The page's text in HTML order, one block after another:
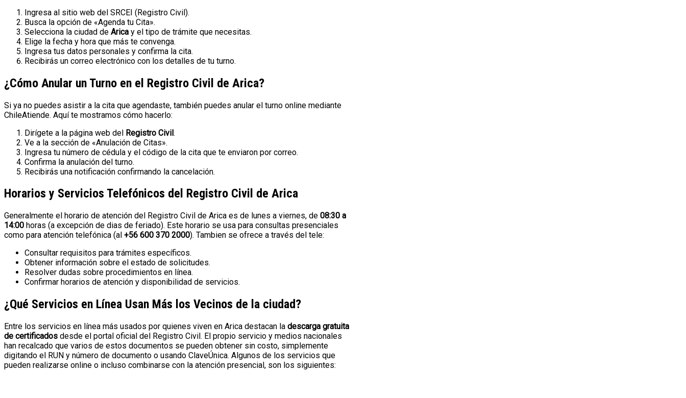
Ingresa al sitio web del SRCEI (Registro Civil).
Busca la opción de «Agenda tu Cita».
Selecciona la ciudad de Arica y el tipo de trámite que necesitas.
Elige la fecha y hora que más te convenga.
Ingresa tus datos personales y confirma la cita.
Recibirás un correo electrónico con los detalles de tu turno.
¿Cómo Anular un Turno en el Registro Civil de Arica?
Si ya no puedes asistir a la cita que agendaste, también puedes anular el turno online mediante
ChileAtiende. Aquí te mostramos cómo hacerlo:
Dirígete a la página web del Registro Civil.
Ve a la sección de «Anulación de Citas».
Ingresa tu número de cédula y el código de la cita que te enviaron por correo.
Confirma la anulación del turno.
Recibirás una notificación confirmando la cancelación.
Horarios y Servicios Telefónicos del Registro Civil de Arica
Generalmente el horario de atención del Registro Civil de Arica es de lunes a viernes, de 08:30 a
14:00 horas (a excepción de dias de feriado). Este horario se usa para consultas presenciales
como para atención telefónica (al +56 600 370 2000). Tambien se ofrece a través del tele:
Consultar requisitos para trámites específicos.
Obtener información sobre el estado de solicitudes.
Resolver dudas sobre procedimientos en línea.
Confirmar horarios de atención y disponibilidad de servicios.
¿Qué Servicios en Línea Usan Más los Vecinos de la ciudad?
Entre los servicios en línea más usados por quienes viven en Arica destacan la descarga gratuita
de certificados desde el portal oficial del Registro Civil. El propio servicio y medios nacionales
han recalcado que varios de estos documentos se pueden obtener sin costo, simplemente
digitando el RUN y número de documento o usando ClaveÚnica. Algunos de los servicios que
pueden realizarse online o incluso combinarse con la atención presencial, son los siguientes: